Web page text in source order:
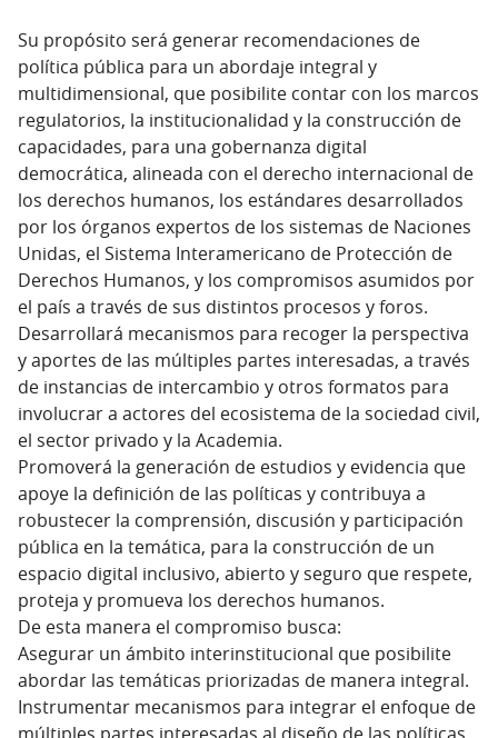
Su propósito será generar recomendaciones de
política pública para un abordaje integral y
multidimensional, que posibilite contar con los marcos
regulatorios, la institucionalidad y la construcción de
capacidades, para una gobernanza digital
democrática, alineada con el derecho internacional de
los derechos humanos, los estándares desarrollados
por los órganos expertos de los sistemas de Naciones
Unidas, el Sistema Interamericano de Protección de
Derechos Humanos, y los compromisos asumidos por
el país a través de sus distintos procesos y foros.
Desarrollará mecanismos para recoger la perspectiva
y aportes de las múltiples partes interesadas, a través
de instancias de intercambio y otros formatos para
involucrar a actores del ecosistema de la sociedad civil,
el sector privado y la Academia.
Promoverá la generación de estudios y evidencia que
apoye la definición de las políticas y contribuya a
robustecer la comprensión, discusión y participación
pública en la temática, para la construcción de un
espacio digital inclusivo, abierto y seguro que respete,
proteja y promueva los derechos humanos.
De esta manera el compromiso busca:
Asegurar un ámbito interinstitucional que posibilite
abordar las temáticas priorizadas de manera integral.
Instrumentar mecanismos para integrar el enfoque de